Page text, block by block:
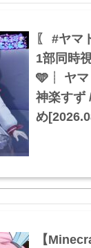
〖 #ヤマ
1部同時
🩵┊ ヤマ
神楽すず
め
【